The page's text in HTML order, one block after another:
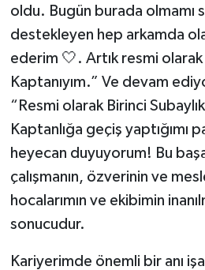
oldu. Bugün burada olmamı
destekleyen hep arkamda
ederim 🤍. Artık resmi
Kaptanıyım.” Ve devam
“Resmi olarak Birinci
Kaptanlığa geçiş yaptığımı
heyecan duyuyorum! Bu
çalışmanın, özverinin ve
hocalarımın ve ekibimin
sonucudur.
Kariyerimde önemli bir anı